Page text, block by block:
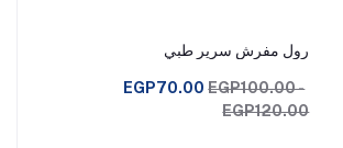
رول مفرش سرير طبي
EGP70.00 EGP100.00 -
EGP120.00